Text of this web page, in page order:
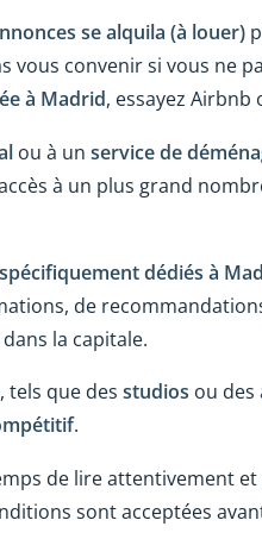
se alquila (à louer)
vous convenir si vous ne
à Madrid, essayez Airbnb
ou à un service de
à un plus grand
dédiés à
de
la capitale.
tels que des studios ou des
.
de lire attentivement et
sont acceptées